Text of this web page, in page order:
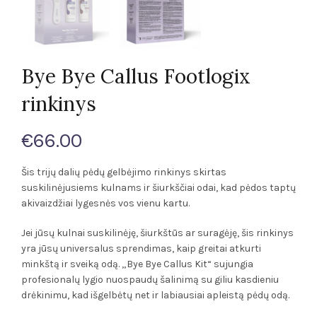
Bye Bye Callus Footlogix
rinkinys
€66.00
Šis trijų dalių pėdų gelbėjimo rinkinys skirtas
suskilinėjusiems kulnams ir šiurkščiai odai, kad pėdos taptų
akivaizdžiai lygesnės vos vienu kartu.
Jei jūsų kulnai suskilinėję, šiurkštūs ar suragėję, šis rinkinys
yra jūsų universalus sprendimas, kaip greitai atkurti
minkštą ir sveiką odą. „Bye Bye Callus Kit“ sujungia
profesionalų lygio nuospaudų šalinimą su giliu kasdieniu
drėkinimu, kad išgelbėtų net ir labiausiai apleistą pėdų odą.